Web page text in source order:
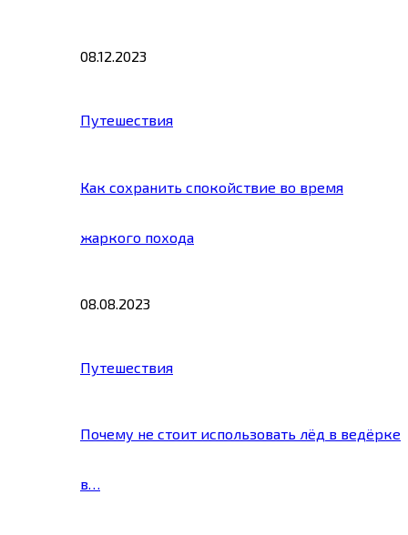
08.12.2023
Путешествия
Как сохранить спокойствие во время
жаркого похода
08.08.2023
Путешествия
Почему не стоит использовать лёд в ведёрке
в…